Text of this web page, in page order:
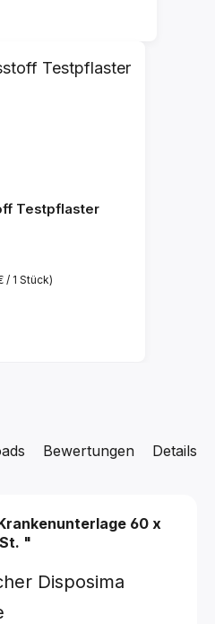
Testpflaster
/ 1 Stück)
Details
Bewertungen
60 x
"
Disposima